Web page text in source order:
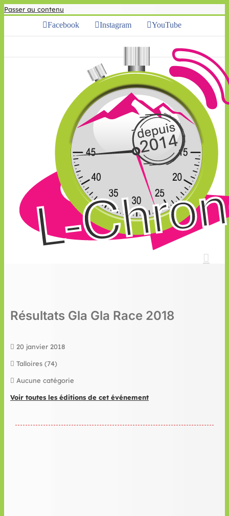
Passer au contenu
Facebook Instagram YouTube
Résultats Gla Gla Race 2018
20 janvier 2018
Talloires (74)
Aucune catégorie
Voir toutes les éditions de cet événement